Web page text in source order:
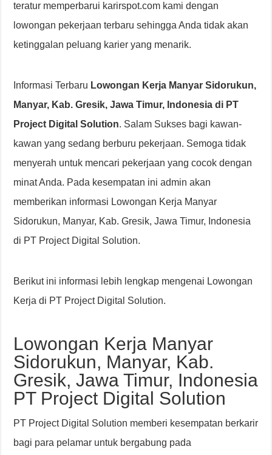
teratur memperbarui karirspot.com kami dengan
lowongan pekerjaan terbaru sehingga Anda tidak akan
ketinggalan peluang karier yang menarik.
Informasi Terbaru Lowongan Kerja Manyar Sidorukun,
Manyar, Kab. Gresik, Jawa Timur, Indonesia di PT
Project Digital Solution. Salam Sukses bagi kawan-
kawan yang sedang berburu pekerjaan. Semoga tidak
menyerah untuk mencari pekerjaan yang cocok dengan
minat Anda. Pada kesempatan ini admin akan
memberikan informasi Lowongan Kerja Manyar
Sidorukun, Manyar, Kab. Gresik, Jawa Timur, Indonesia
di PT Project Digital Solution.
Berikut ini informasi lebih lengkap mengenai Lowongan
Kerja di PT Project Digital Solution.
Lowongan Kerja Manyar
Sidorukun, Manyar, Kab.
Gresik, Jawa Timur, Indonesia
PT Project Digital Solution
PT Project Digital Solution memberi kesempatan berkarir
bagi para pelamar untuk bergabung pada